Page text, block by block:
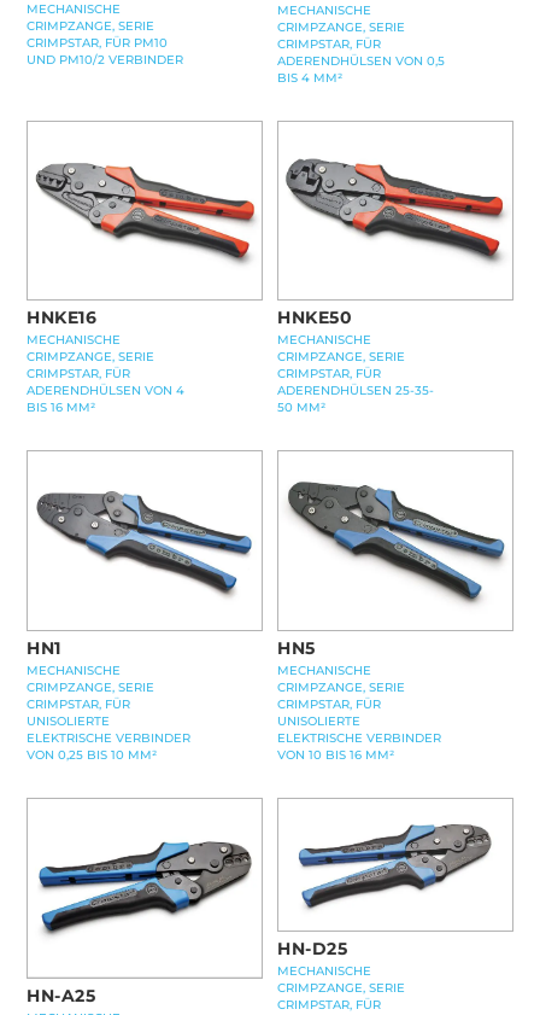
MECHANISCHE
CRIMPZANGE, SERIE
CRIMPSTAR, FÜR PM10
UND PM10/2 VERBINDER
MECHANISCHE
CRIMPZANGE, SERIE
CRIMPSTAR, FÜR
ADERENDHÜLSEN VON 0,5
BIS 4 MM²
HNKE16
MECHANISCHE
CRIMPZANGE, SERIE
CRIMPSTAR, FÜR
ADERENDHÜLSEN VON 4
BIS 16 MM²
HNKE50
MECHANISCHE
CRIMPZANGE, SERIE
CRIMPSTAR, FÜR
ADERENDHÜLSEN 25-35-
50 MM²
HN1
MECHANISCHE
CRIMPZANGE, SERIE
CRIMPSTAR, FÜR
UNISOLIERTE
ELEKTRISCHE VERBINDER
VON 0,25 BIS 10 MM²
HN5
MECHANISCHE
CRIMPZANGE, SERIE
CRIMPSTAR, FÜR
UNISOLIERTE
ELEKTRISCHE VERBINDER
VON 10 BIS 16 MM²
HN-A25
HN-D25
MECHANISCHE
CRIMPZANGE, SERIE
CRIMPSTAR, FÜR